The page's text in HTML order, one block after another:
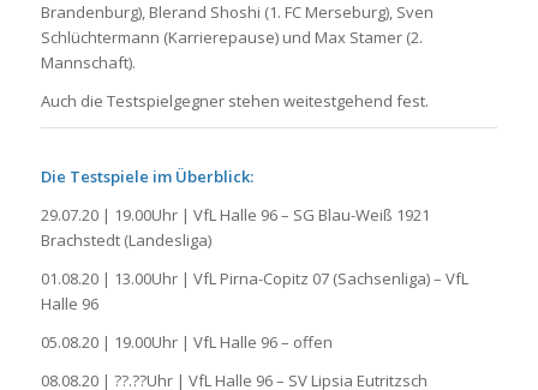
Brandenburg), Blerand Shoshi (1. FC Merseburg), Sven
Schlüchtermann (Karrierepause) und Max Stamer (2.
Mannschaft).
Auch die Testspielgegner stehen weitestgehend fest.
Die Testspiele im Überblick:
29.07.20 | 19.00Uhr | VfL Halle 96 – SG Blau-Weiß 1921
Brachstedt (Landesliga)
01.08.20 | 13.00Uhr | VfL Pirna-Copitz 07 (Sachsenliga) – VfL
Halle 96
05.08.20 | 19.00Uhr | VfL Halle 96 – offen
08.08.20 | ??.??Uhr | VfL Halle 96 – SV Lipsia Eutritzsch